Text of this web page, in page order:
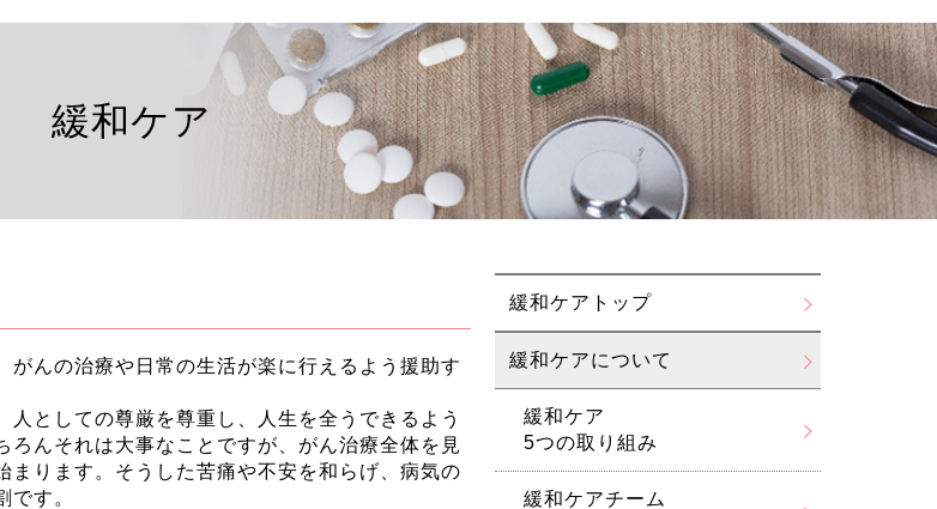
緩和ケア
んの治療や日常の生活が楽に行えるよう援助す
としての尊厳を尊重し、人生を全うできるよう
んそれは大事なことですが、がん治療全体を見
ります。そうした苦痛や不安を和らげ、病気の
す。
緩和ケアトップ
緩和ケアについて
緩和ケア
5つの取り組み
緩和ケアチーム